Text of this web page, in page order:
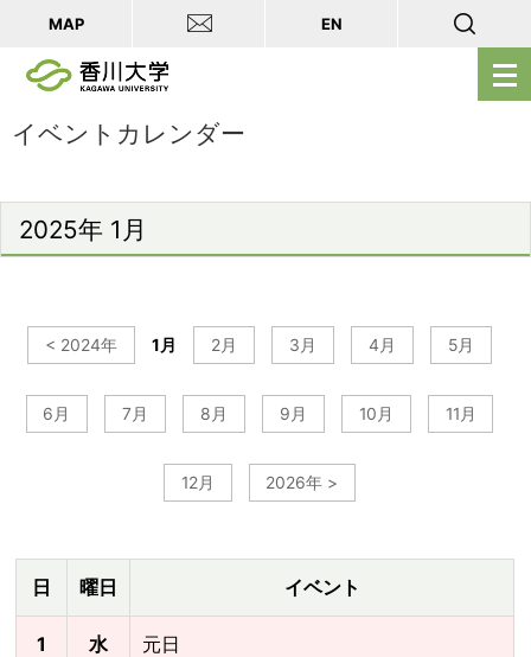
メ
ニ
く
MAP EN
イベントカレンダー
2025年 1月
< 2024年 1月 2月 3月 4月 5月
6月 7月 8月 9月 10月 11月
12月 2026年 >
日 曜日 イベント
1 水 元日